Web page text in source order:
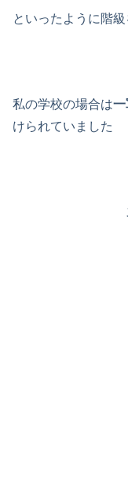
といったように階
私の学校の場合は
けられていました